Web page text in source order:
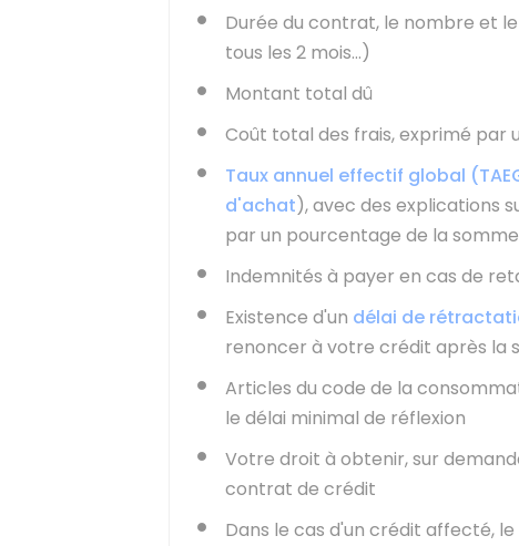
Durée du contrat, le nombre et
tous les 2 mois...)
Montant total dû
Coût total des frais, exprimé par
Taux annuel effectif global
d'achat), avec des explications
par un pourcentage de la
Indemnités à payer en cas de
Existence d'un délai de
renoncer à votre crédit après la
Articles du code de la
le délai minimal de réflexion
Votre droit à obtenir, sur
contrat de crédit
Dans le cas d'un crédit affecté,